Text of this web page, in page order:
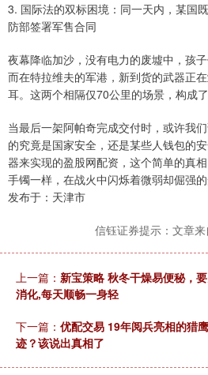
3. 国际法的双标困境：同一天内，某国
防部签署军售合同
夜幕降临加沙，没有电力的废墟中，孩
而在特拉维夫的军港，新到货的武器正
耳。这两个相隔仅70公里的场景，构成
当最后一架阿帕奇完成交付时，或许我
的究竟是国家安全，还是某些人钱包的
器来实现的盈股网配资，这个简单的真
手镯一样，在战火中闪烁着微弱却倔强的
发布于：天津市
信钰证券提示：文章来
上一篇： 新宝策略 秋冬干燥易便秘，
消化,每天顺畅一身轻
下一篇： 优配交易 19年阅兵亮相的猎
迹？该说出真相了